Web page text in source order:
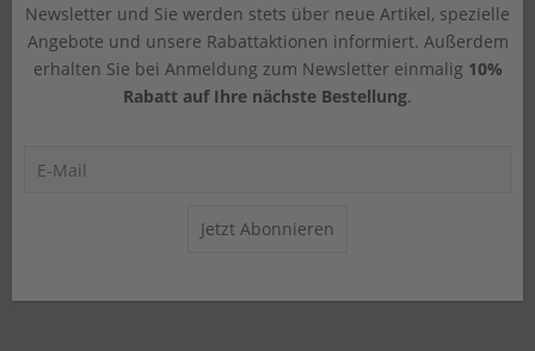
Newsletter und Sie werden stets über neue Artikel, spezielle
Angebote und unsere Rabattaktionen informiert. Außerdem
erhalten Sie bei Anmeldung zum Newsletter einmalig 10%
Rabatt auf Ihre nächste Bestellung.
Jetzt Abonnieren